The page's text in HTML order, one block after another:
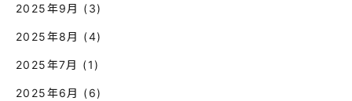
2025年9月 (3)
2025年8月 (4)
2025年7月 (1)
2025年6月 (6)